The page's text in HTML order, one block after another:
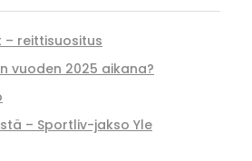
– reittisuositus
vuoden 2025 aikana?
– Sportliv-jakso Yle